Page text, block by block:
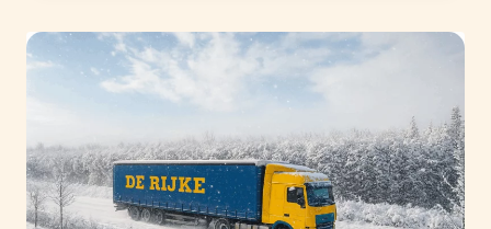
:
UNE
DES
AU
SERVICE
DE
NOS